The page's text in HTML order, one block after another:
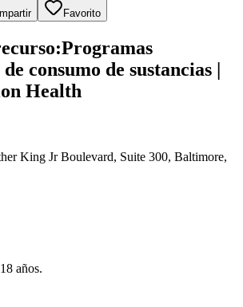
Favorito
:Programas
consumo de sustancias |
Health
King Jr Boulevard, Suite 300, Baltimore,
años.